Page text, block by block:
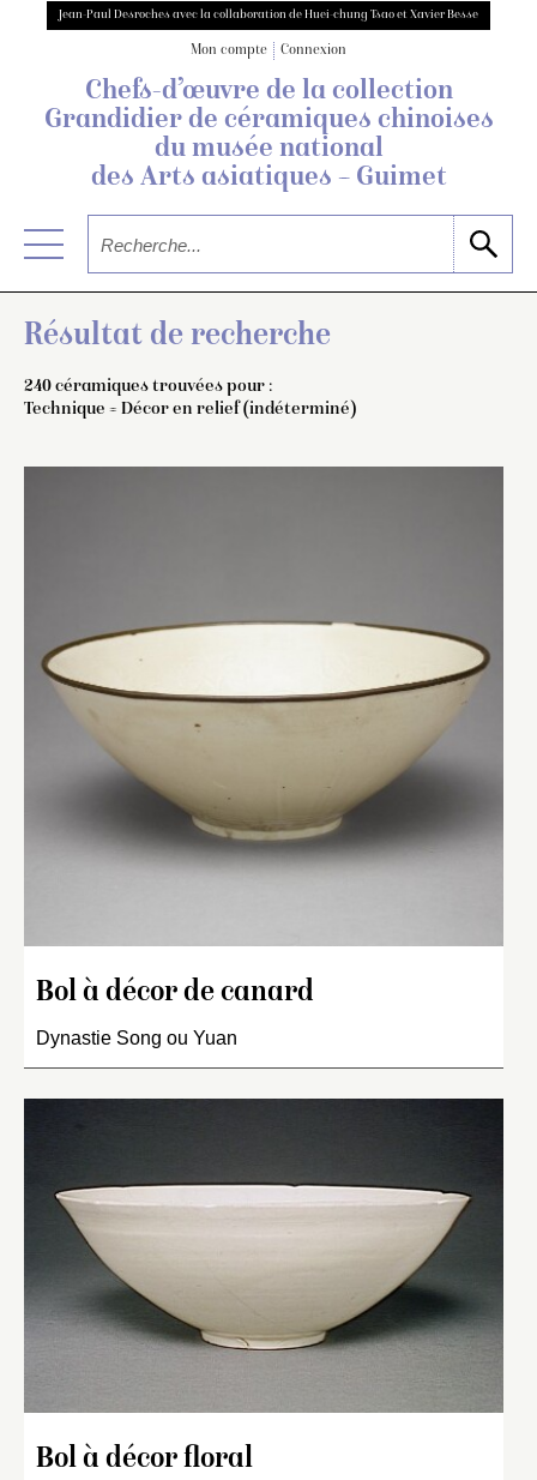
Jean-Paul Desroches avec la collaboration de Huei-chung Tsao et Xavier Besse
Mon compte Connexion
Chefs-d’œuvre de la collection
Grandidierde céramiques chinoises
du musée national
des Arts asiatiques – Guimet
Résultat de recherche
240 céramiques trouvées pour :
Technique = Décor en relief (indéterminé)
Bol à décor de canard
Dynastie Song ou Yuan
Bol à décor floral